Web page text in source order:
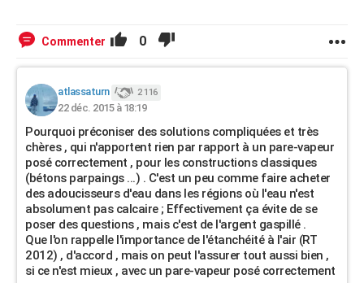
Commenter 0
atlassaturn 2 116
22 déc. 2015 à 18:19
Pourquoi préconiser des solutions compliquées et très
chères , qui n'apportent rien par rapport à un pare-vapeur
posé correctement , pour les constructions classiques
(bétons parpaings ...) . C'est un peu comme faire acheter
des adoucisseurs d'eau dans les régions où l'eau n'est
absolument pas calcaire ; Effectivement ça évite de se
poser des questions , mais c'est de l'argent gaspillé .
Que l'on rappelle l'importance de l'étanchéité à l'air (RT
2012) , d'accord , mais on peut l'assurer tout aussi bien ,
si ce n'est mieux , avec un pare-vapeur posé correctement